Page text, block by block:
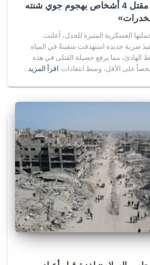
واشنطن تعلن مقتل 4 أشخاص بهجوم جوي شنته
العسكرية المثيرة للجدل، أعلنت
ضربة جديدة استهدفت سفينةً في المياه
الهادئ، مما يرفع حصيلة القتلى في هذه
اقرأ المزيد…